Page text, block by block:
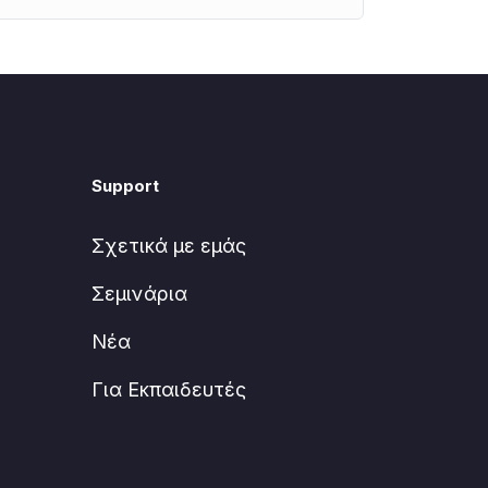
Support
Σχετικά με εμάς
Σεμινάρια
Νέα
Για Εκπαιδευτές